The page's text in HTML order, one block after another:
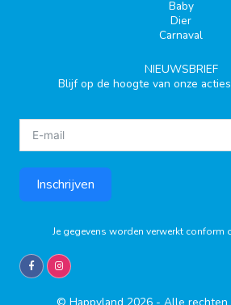
Baby
Dier
Carnaval
NIEUWSBRIEF
Blijf op de hoogte van onze
Inschrijven
Je gegevens worden verwerkt conform
© Happyland 2026 - Alle rechten